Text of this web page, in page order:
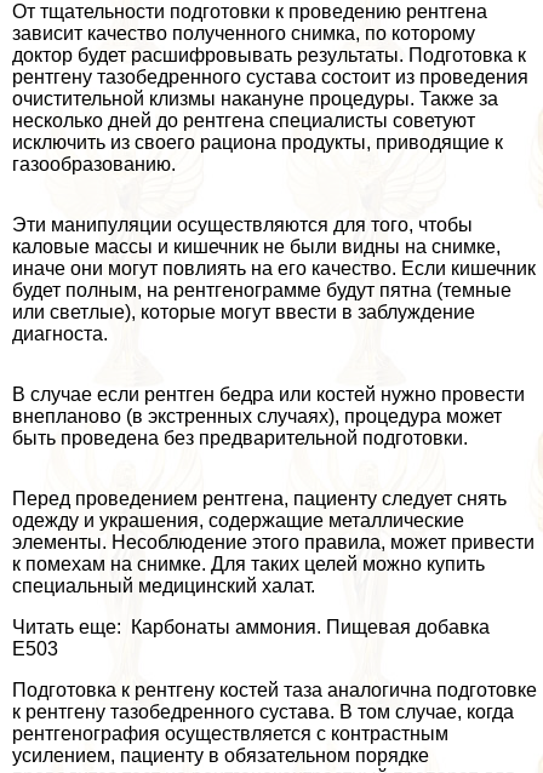
От тщательности подготовки к проведению рентгена
зависит качество полученного снимка, по которому
доктор будет расшифровывать результаты. Подготовка к
рентгену тазобедренного сустава состоит из проведения
очистительной клизмы накануне процедуры. Также за
несколько дней до рентгена специалисты советуют
исключить из своего рациона продукты, приводящие к
газообразованию.
Эти манипуляции осуществляются для того, чтобы
каловые массы и кишечник не были видны на снимке,
иначе они могут повлиять на его качество. Если кишечник
будет полным, на рентгенограмме будут пятна (темные
или светлые), которые могут ввести в заблуждение
диагноста.
В случае если рентген бедра или костей нужно провести
внепланово (в экстренных случаях), процедypa может
быть проведена без предварительной подготовки.
Перед проведением рентгена, пациенту следует снять
одежду и украшения, содержащие металлические
элементы. Несоблюдение этого правила, может привести
к помехам на снимке. Для таких целей можно купить
специальный медицинский халат.
Читать еще: Карбонаты аммония. Пищевая добавка
Е503
Подготовка к рентгену костей таза аналогична подготовке
к рентгену тазобедренного сустава. В том случае, когда
рентгенография осуществляется с контрастным
усилением, пациенту в обязательном порядке